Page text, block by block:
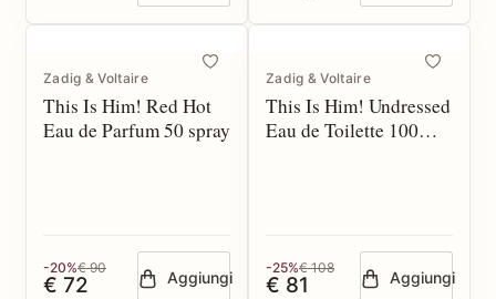
Zadig & Voltaire
This Is Him! Red Hot
Eau de Parfum 50 spray
-20%€ 90
€ 72 Aggiungi
Zadig & Voltaire
This Is Him! Undressed
Eau de Toilette 100
-25%€ 108
€ 81 Aggiungi